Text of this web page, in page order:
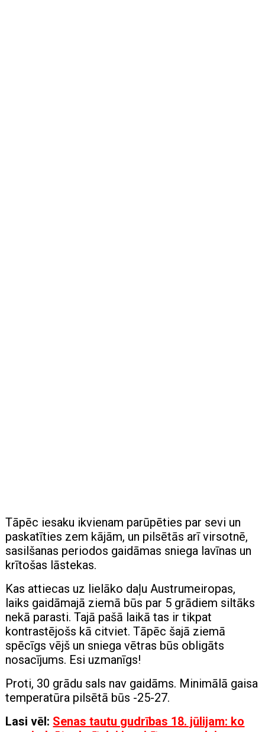
Tāpēc iesaku ikvienam parūpēties par sevi un
paskatīties zem kājām, un pilsētās arī virsotnē,
sasilšanas periodos gaidāmas sniega lavīnas un
krītošas ​​lāstekas.
Kas attiecas uz lielāko daļu Austrumeiropas,
laiks gaidāmajā ziemā būs par 5 grādiem siltāks
nekā parasti. Tajā pašā laikā tas ir tikpat
kontrastējošs kā citviet. Tāpēc šajā ziemā
spēcīgs vējš un sniega vētras būs obligāts
nosacījums. Esi uzmanīgs!
Proti, 30 grādu sals nav gaidāms. Minimālā gaisa
temperatūra pilsētā būs -25-27.
Lasi vēl: Senas tautu gudrības 18. jūlijam: ko